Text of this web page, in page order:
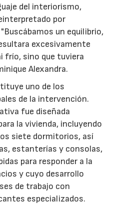
del interiorismo,
por
un equilibrio,
excesivamente
frío, sino que tuviera
Alexandra.
uno de los
de la intervención.
fue diseñada
la vivienda, incluyendo
siete dormitorios, así
estanterías y consolas,
para responder a la
y cuyo desarrollo
de trabajo con
especializados.